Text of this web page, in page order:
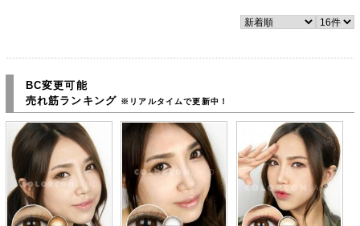
BC変更可能
売れ筋ランキング ※リアルタイムで更新中！